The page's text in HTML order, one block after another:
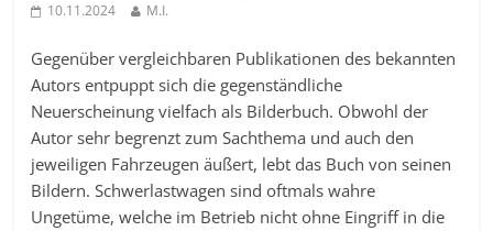
10.11.2024 M.I.
Gegenüber vergleichbaren Publikationen des bekannten
Autors entpuppt sich die gegenständliche
Neuerscheinung vielfach als Bilderbuch. Obwohl der
Autor sehr begrenzt zum Sachthema und auch den
jeweiligen Fahrzeugen äußert, lebt das Buch von seinen
Bildern. Schwerlastwagen sind oftmals wahre
Ungetüme, welche im Betrieb nicht ohne Eingriff in die